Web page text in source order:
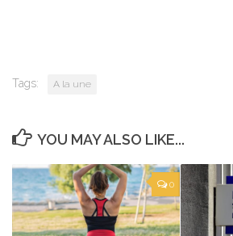
Tags: A la une
YOU MAY ALSO LIKE...
0